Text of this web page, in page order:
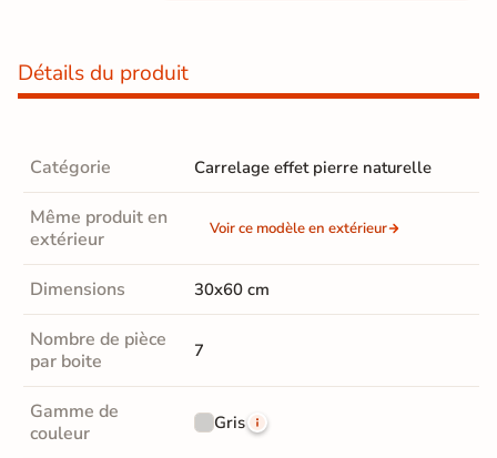
Détails du produit
Catégorie Carrelage effet pierre naturelle
Même produit en
extérieur
Voir ce modèle en extérieur
Dimensions 30x60 cm
Nombre de pièce
par boite
7
Gamme de
couleur
Gris